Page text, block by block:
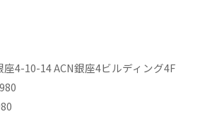
4-10-14 ACN銀座4ビルディング4F